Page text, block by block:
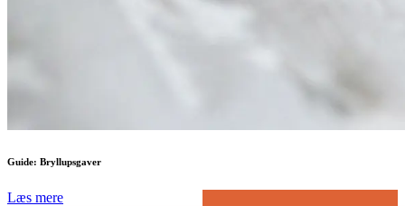
Guide: Bryllupsgaver
Læs mere